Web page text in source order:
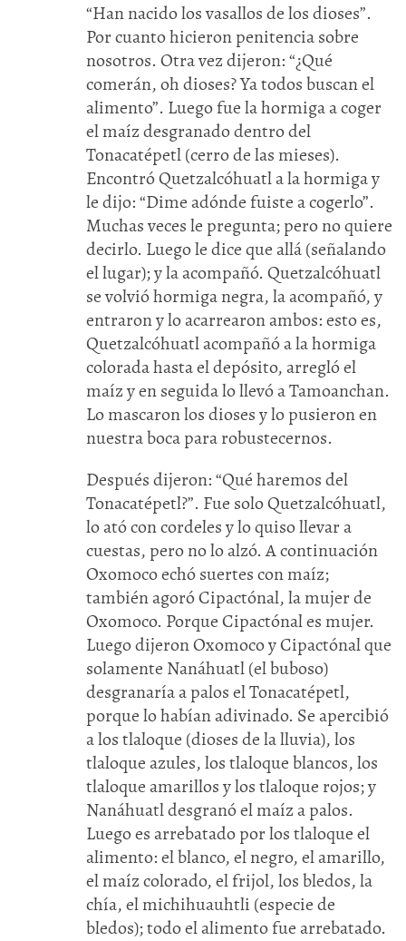
“Han nacido los vasallos de los dioses”.
Por cuanto hicieron penitencia sobre
nosotros. Otra vez dijeron: “¿Qué
comerán, oh dioses? Ya todos buscan el
alimento”. Luego fue la hormiga a coger
el maíz desgranado dentro del
Tonacatépetl (cerro de las mieses).
Encontró Quetzalcóhuatl a la hormiga y
le dijo: “Dime adónde fuiste a cogerlo”.
Muchas veces le pregunta; pero no quiere
decirlo. Luego le dice que allá (señalando
el lugar); y la acompañó. Quetzalcóhuatl
se volvió hormiga negra, la acompañó, y
entraron y lo acarrearon ambos: esto es,
Quetzalcóhuatl acompañó a la hormiga
colorada hasta el depósito, arregló el
maíz y en seguida lo llevó a Tamoanchan.
Lo mascaron los dioses y lo pusieron en
nuestra boca para robustecernos.
Después dijeron: “Qué haremos del
Tonacatépetl?”. Fue solo Quetzalcóhuatl,
lo ató con cordeles y lo quiso llevar a
cuestas, pero no lo alzó. A continuación
Oxomoco echó suertes con maíz;
también agoró Cipactónal, la mujer de
Oxomoco. Porque Cipactónal es mujer.
Luego dijeron Oxomoco y Cipactónal que
solamente Nanáhuatl (el buboso)
desgranaría a palos el Tonacatépetl,
porque lo habían adivinado. Se apercibió
a los tlaloque (dioses de la lluvia), los
tlaloque azules, los tlaloque blancos, los
tlaloque amarillos y los tlaloque rojos; y
Nanáhuatl desgranó el maíz a palos.
Luego es arrebatado por los tlaloque el
alimento: el blanco, el negro, el amarillo,
el maíz colorado, el frijol, los bledos, la
chía, el michihuauhtli (especie de
bledos); todo el alimento fue arrebatado.